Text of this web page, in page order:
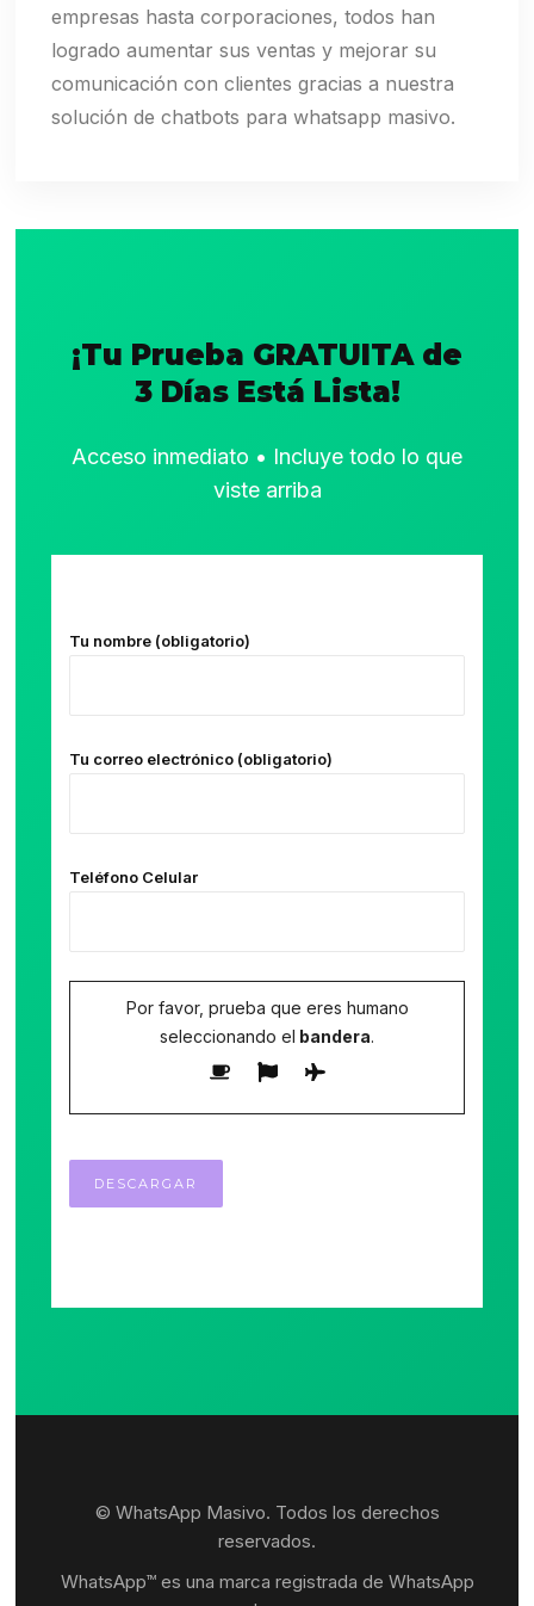
empresas hasta corporaciones, todos han
logrado aumentar sus ventas y mejorar su
comunicación con clientes gracias a nuestra
solución de chatbots para whatsapp masivo.
¡Tu Prueba GRATUITA de
3 Días Está Lista!
Acceso inmediato • Incluye todo lo que
viste arriba
Tu nombre (obligatorio)
Tu correo electrónico (obligatorio)
Teléfono Celular
Por favor, prueba que eres humano
seleccionando el bandera.
© WhatsApp Masivo. Todos los derechos
reservados.
WhatsApp™ es una marca registrada de WhatsApp